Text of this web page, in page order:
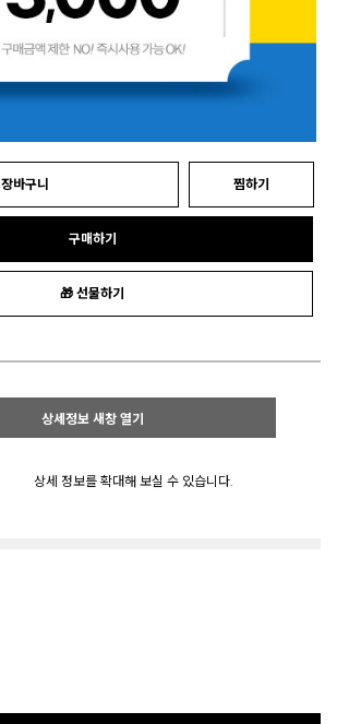
장바구니 찜하기
구매하기
🎁 선물하기
상세정보 새창 열기
상세 정보를 확대해 보실 수 있습니다.